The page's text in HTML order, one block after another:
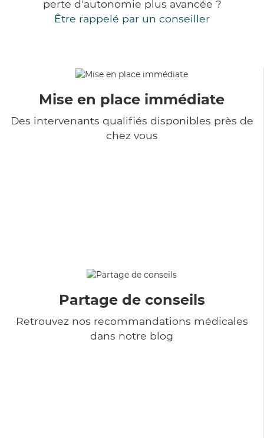
perte d'autonomie plus avancée ?
Être rappelé par un conseiller
Mise en place immédiate
Des intervenants qualifiés disponibles près de
chez vous
Partage de conseils
Retrouvez nos recommandations médicales
dans notre blog